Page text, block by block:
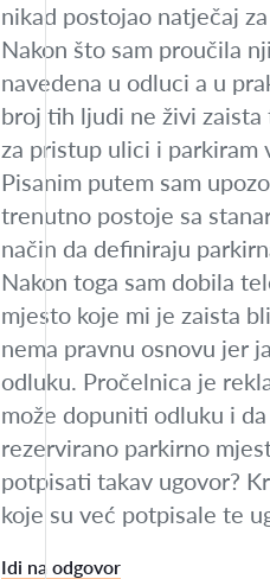
nikad postojao natječaj
Nakon što sam proučila
navedena u odluci a u
broj tih ljudi ne živi
za pristup ulici i parkiram
Pisanim putem sam
trenutno postoje sa
način da definiraju
Nakon toga sam dobila
mjesto koje mi je zaista
nema pravnu osnovu jer
odluku. Pročelnica je
može dopuniti odluku i
rezervirano parkirno
potpisati takav ugovor?
koje su već potpisale te
Idi na odgovor